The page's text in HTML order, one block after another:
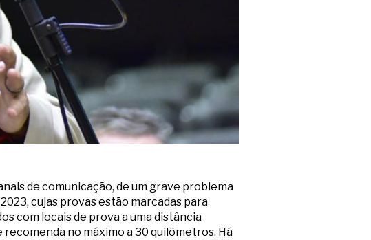
de comunicação, de um grave problema
cujas provas estão marcadas para
com locais de prova a uma distância
no máximo a 30 quilômetros. Há